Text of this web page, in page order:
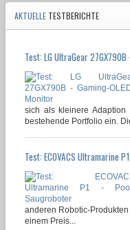
AKTUELLE TESTBERICHTE
Test: LG UltraGear
sich als kleinere
bestehende Portfolio ein.
Test: ECOVACS Ultramarine
anderen Robotic-
einem Preis...